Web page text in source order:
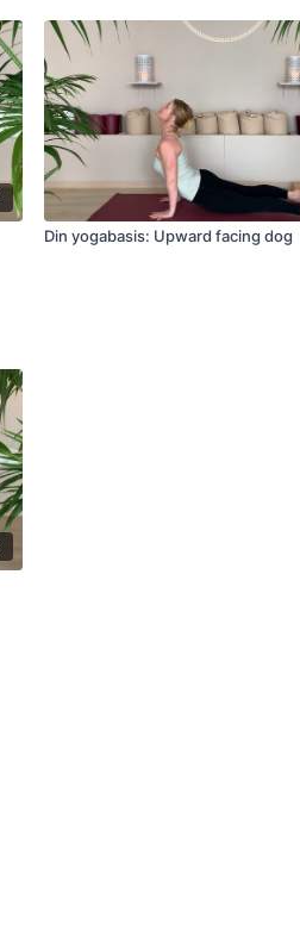
Din yogabasis: Upward facing dog